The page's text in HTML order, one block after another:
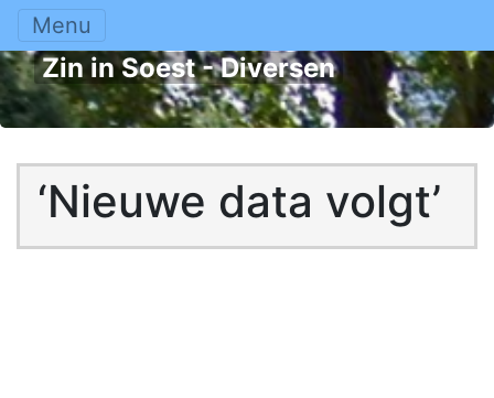
Menu
Zin in Soest - Diversen
‘Nieuwe data volgt’